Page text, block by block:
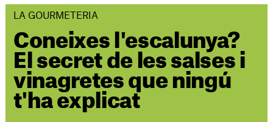
LA GOURMETERIA
Coneixes l'escalunya?
El secret de les salses i
vinagretes que ningú
t'ha explicat